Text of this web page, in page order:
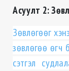
Асуулт 2:
Зөвлөгөөг
зөвлөгөө өгч
сэтгэл